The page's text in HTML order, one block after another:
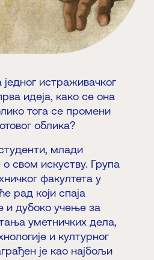
истраживачког
идеја, како се она
тога се промени
облика?
млади
свом искуству. Група
факултета у
рад који спаја
и дубоко учење за
уметничких дела,
и културног
је као најбољи